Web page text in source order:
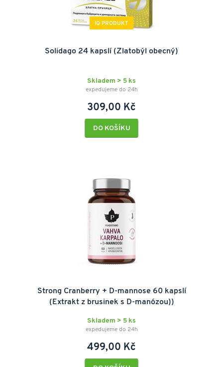
IQ PRODUKT
Solidago 24 kapslí (Zlatobýl obecný)
Skladem > 5 ks
expedujeme do 24h
309,00 Kč
DO KOŠÍKU
Strong Cranberry + D-mannose 60 kapslí
(Extrakt z brusinek s D-manózou))
Skladem > 5 ks
expedujeme do 24h
499,00 Kč